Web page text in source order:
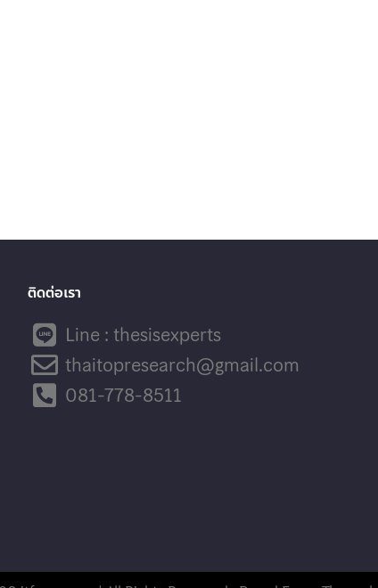
ติดต่อเรา
Line : thesisexperts
thaitopresearch@gmail.com
081-778-8511